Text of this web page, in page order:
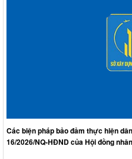
Các biện pháp bảo đảm thực hiện
16/2026/NQ-HĐND của Hội đồng